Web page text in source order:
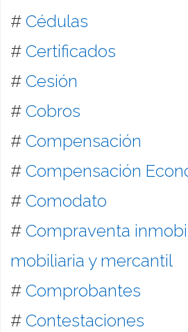
# Cédulas
# Certificados
# Cesión
# Cobros
# Compensación
# Compensación
# Comodato
# Compraventa
mobiliaria y mercantil
# Comprobantes
# Contestaciones